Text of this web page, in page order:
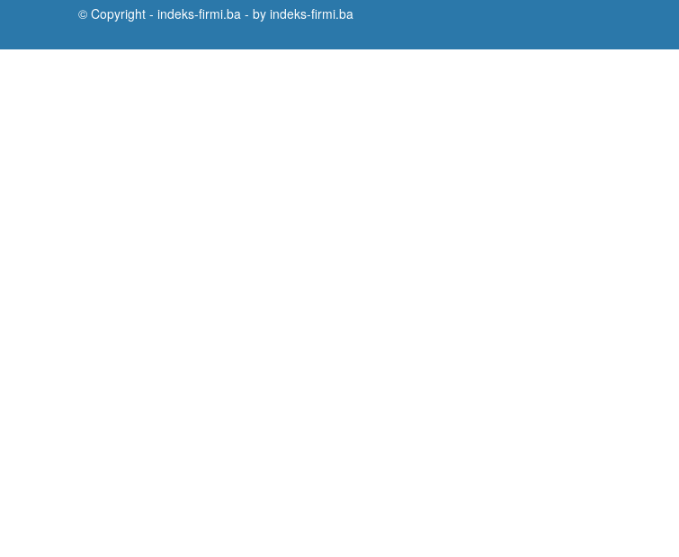
© Copyright - indeks-firmi.ba - by indeks-firmi.ba